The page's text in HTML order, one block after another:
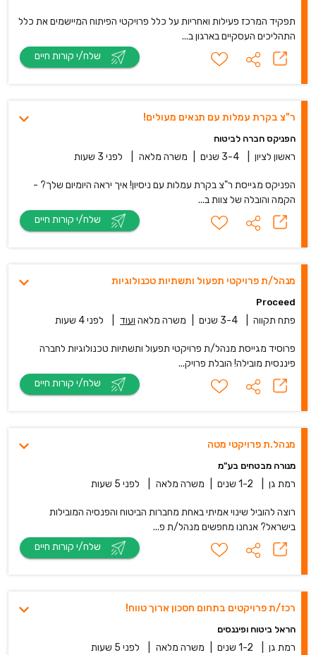
תפקיד המרכז פעילות ואחריות על כלל פרויקטי הפיתוח המיישמים את כלל
התהליכים העסקיים בארגון ב...
ר"צ בקרת עמלות עם תנאים מעולים!
הפניקס חברה לביטוח
ראשון לציון 3-4 שנים משרה מלאה לפני 3 שעות
הפניקס מגייסת ר"צ בקרת עמלות עם ניסיון! איך יראה היומיום שלך? -
הקמה והובלה של צוות ב...
מנהל/ת פרויקטי תפעול ותשתיות טכנולוגיות
Proceed‏
פתח תקווה 3-4 שנים משרה מלאה ועוד לפני 4 שעות
פרוסיד מגייסת מנהל/ת פרויקטי תפעול ותשתיות טכנולוגיות לחברה
פיננסית מובילה! הובלת פרויק...
מנהל.ת פרויקטי מטה
מנורה מבטחים בע"מ
רמת גן 1-2 שנים משרה מלאה לפני 5 שעות
רוצה להוביל שינוי אמיתי באחת מחברות הביטוח והפנסיה המובילות
בישראל? אנחנו מחפשים מנהל/ת פ...
רכז/ת פרויקטים בתחום חסכון ארוך טווח!
הראל ביטוח ופיננסים
רמת גן 1-2 שנים משרה מלאה לפני 5 שעות